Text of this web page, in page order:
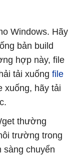
Windows. Hãy
bản build
hợp này, file
tải xuống file
xuống, hãy tải
thường
trường trong
sàng chuyển